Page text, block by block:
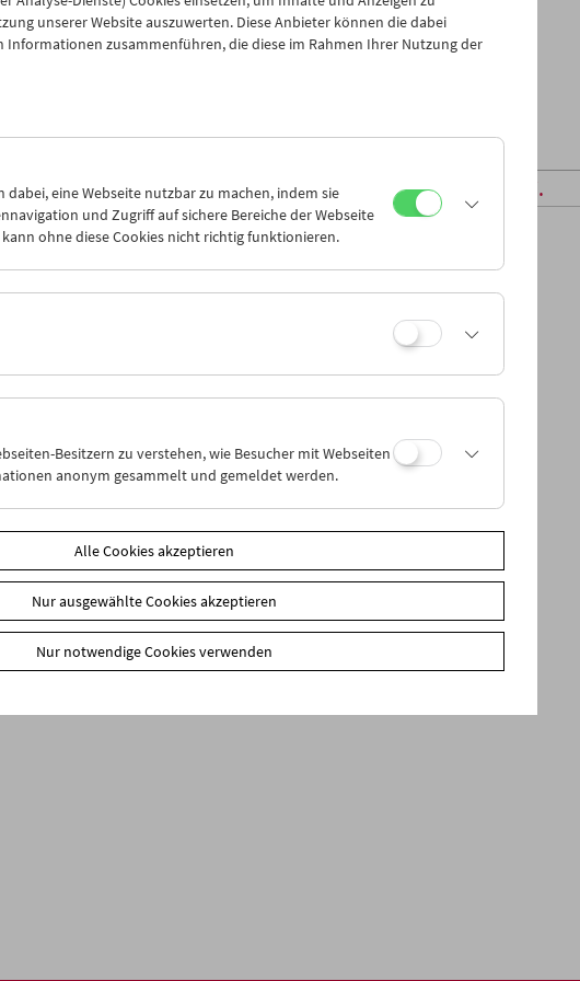
31 01
02
07 08 09
Do 16.7. Fr 17.7. Sa 18.7.
unserer Website auszuwerten. Diese Anbieter können die dabei
zusammenführen, die diese im Rahmen Ihrer Nutzung der
dabei, eine Webseite nutzbar zu machen, indem sie
und Zugriff auf sichere Bereiche der Webseite
ohne diese Cookies nicht richtig funktionieren.
Besitzern zu verstehen, wie Besucher mit Webseiten
anonym gesammelt und gemeldet werden.
Alle Cookies akzeptieren
Nur ausgewählte Cookies akzeptieren
Nur notwendige Cookies verwenden